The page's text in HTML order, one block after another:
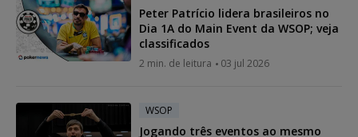
Peter Patrício lidera brasileiros no
Dia 1A do Main Event da WSOP; veja
classificados
2 min. de leitura 03 jul 2026
WSOP
Jogando três eventos ao mesmo